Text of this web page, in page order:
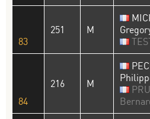
83
251 M
84
216 M